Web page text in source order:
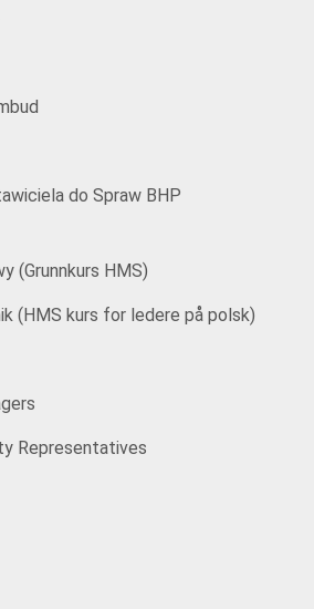
do Spraw BHP
(Grunnkurs HMS)
(HMS kurs for ledere på polsk)
Representatives